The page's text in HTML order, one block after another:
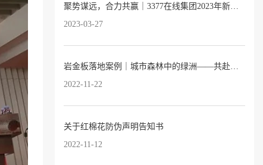
聚势谋远，合力共赢｜3377在线集团2023年新品发布会暨全国经销商大会圆满落幕
2023-03-27
岩金板落地案例｜城市森林中的绿洲——共赴自然之约的托育园
2022-11-22
关于红棉花防伪声明告知书
2022-11-12